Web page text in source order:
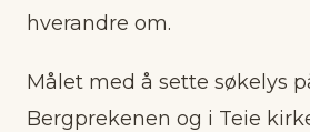
hverandre om.
Målet med å sette søkelys
Bergprekenen og i Teie